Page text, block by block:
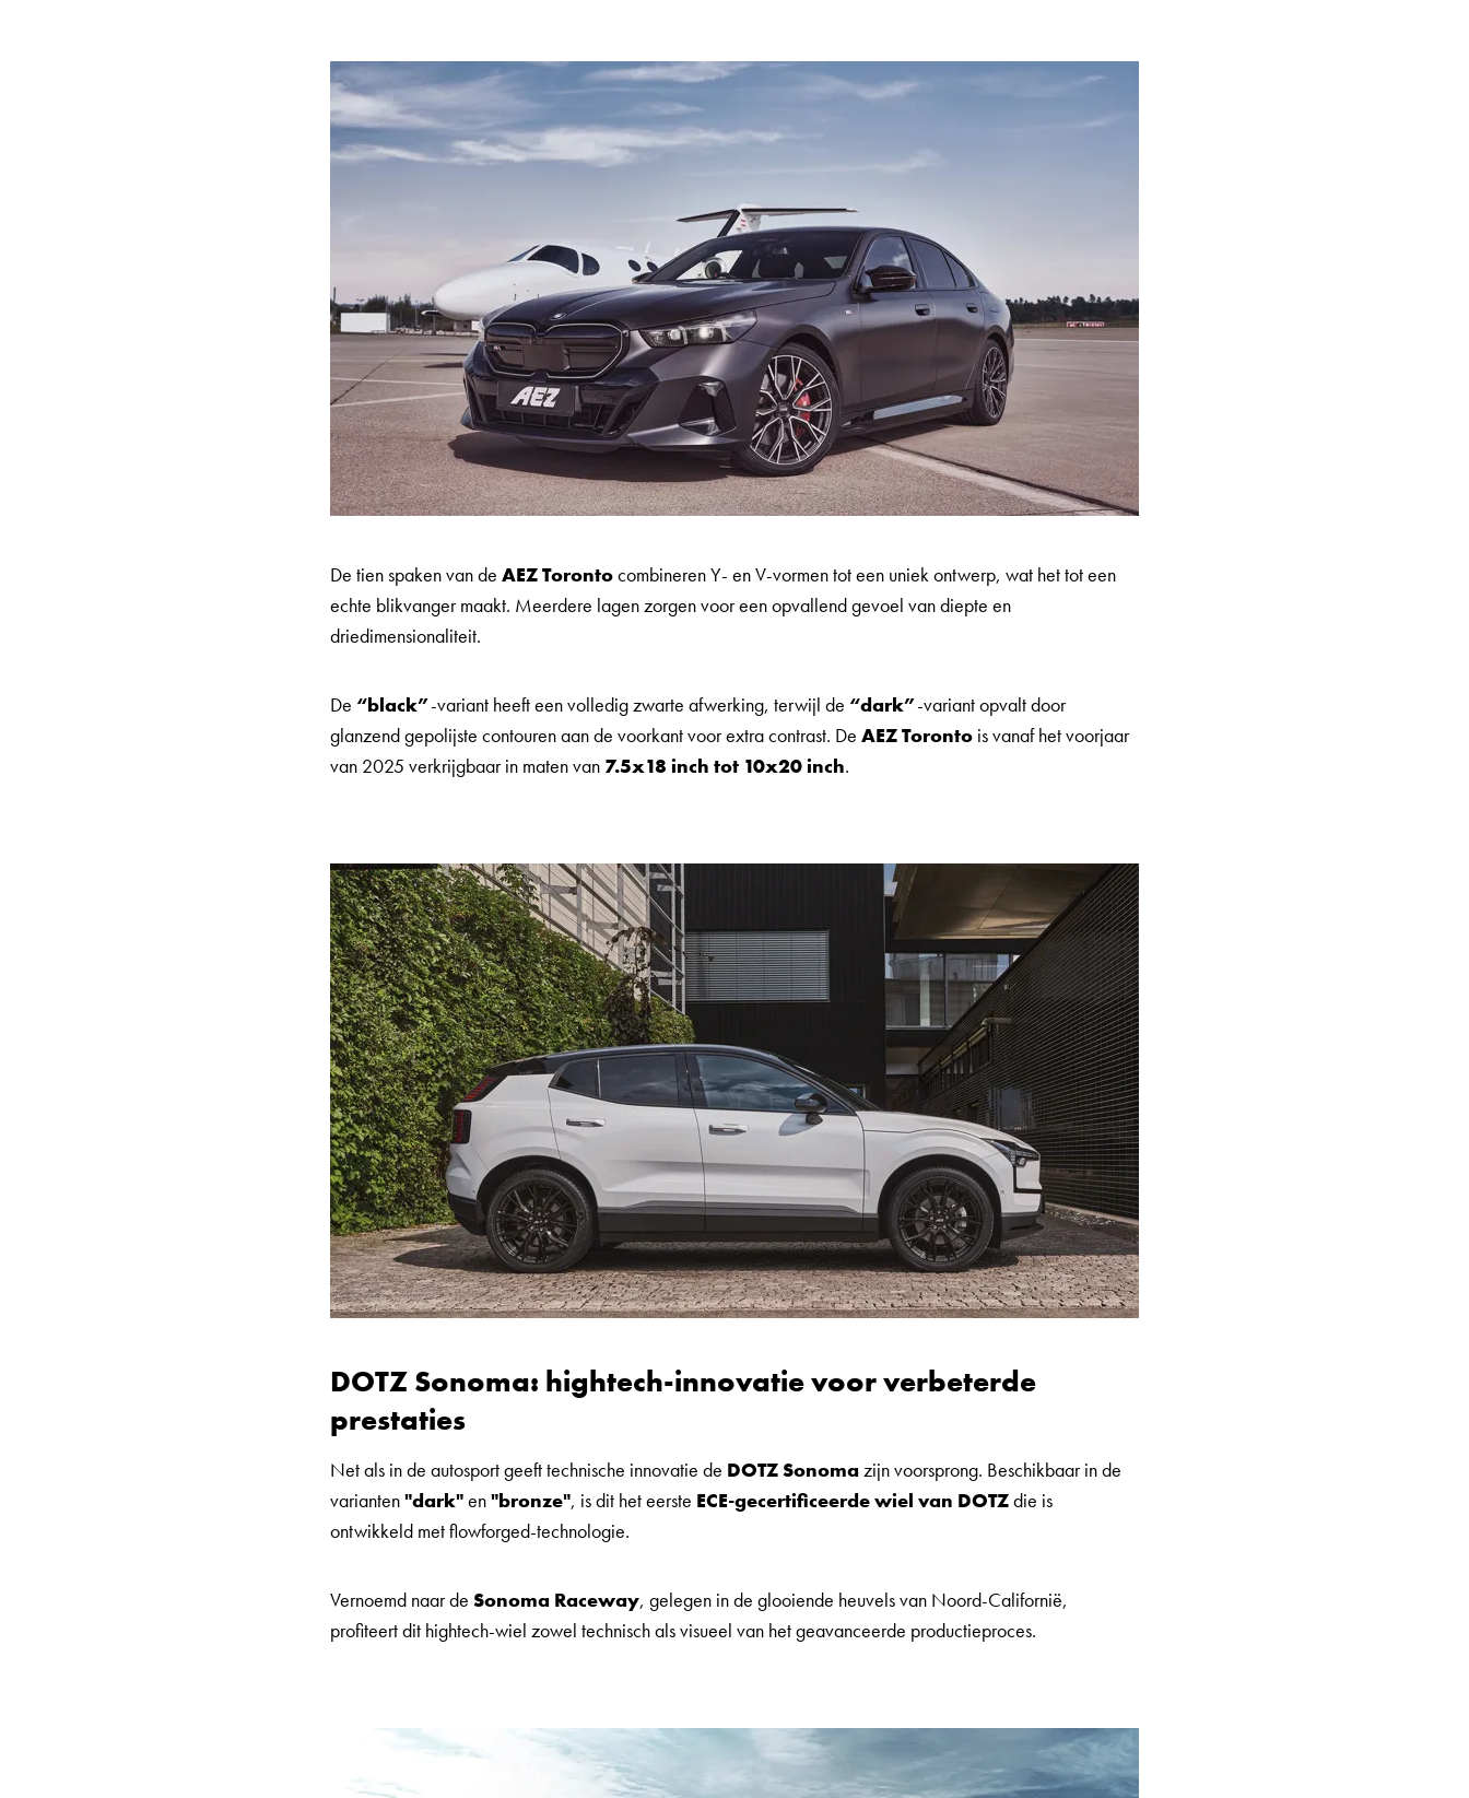
De tien spaken van de AEZ Torontocombineren Y- en V-vormen tot een uniek ontwerp, wat het tot een
echte blikvanger maakt. Meerdere lagen zorgen voor een opvallend gevoel van diepte en
driedimensionaliteit.
De “black”-variant heeft een volledig zwarte afwerking, terwijl de “dark”-variant opvalt door
glanzend gepolijste contouren aan de voorkant voor extra contrast. De AEZ Toronto is vanaf het voorjaar
van 2025 verkrijgbaar in maten van 7.5x18 inch tot 10x20 inch.
DOTZ Sonoma: hightech-innovatie voor verbeterde
prestaties
Net als in de autosport geeft technische innovatie de DOTZ Sonomazijn voorsprong. Beschikbaar in de
varianten"dark"en"bronze", is dit het eerste ECE-gecertificeerde wiel van DOTZdie is
ontwikkeld met flowforged-technologie.
Vernoemd naar de Sonoma Raceway, gelegen in de glooiende heuvels van Noord-Californië,
profiteert dit hightech-wiel zowel technisch als visueel van het geavanceerde productieproces.